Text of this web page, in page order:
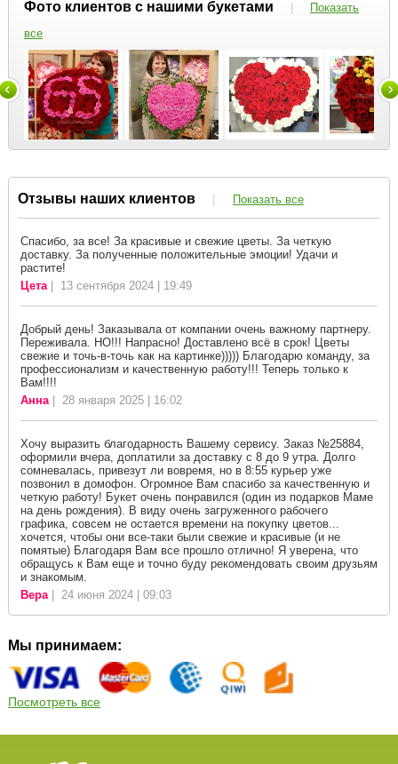
Фото клиентов с нашими букетами |
Показать
все
Отзывы наших клиентов | Показать все
Спасибо, за все! За красивые и свежие цветы. За четкую
доставку. За полученные положительные эмоции! Удачи и
растите!
Цета| 13 сентября 2024 | 19:49
Добрый день! Заказывала от компании очень важному партнеру.
Переживала. НО!!! Напрасно! Доставлено всё в срок! Цветы
свежие и точь-в-точь как на картинке))))) Благодарю команду, за
профессионализм и качественную работу!!! Теперь только к
Вам!!!!
Анна| 28 января 2025 | 16:02
Хочу выразить благодарность Вашему сервису. Заказ №25884,
оформили вчера, доплатили за доставку с 8 до 9 утра. Долго
сомневалась, привезут ли вовремя, но в 8:55 курьер уже
позвонил в домофон. Огромное Вам спасибо за качественную и
четкую работу! Букет очень понравился (один из подарков Маме
на день рождения). В виду очень загруженного рабочего
графика, совсем не остается времени на покупку цветов...
хочется, чтобы они все-таки были свежие и красивые (и не
помятые) Благодаря Вам все прошло отлично! Я уверена, что
обращусь к Вам еще и точно буду рекомендовать своим друзьям
и знакомым.
Вера| 24 июня 2024 | 09:03
Мы принимаем:
Посмотреть все